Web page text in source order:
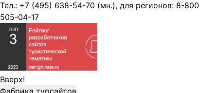
Тел.: +7 (495) 638-54-70 (мн.), для регионов: 8-800
505-04-17
Вверх!